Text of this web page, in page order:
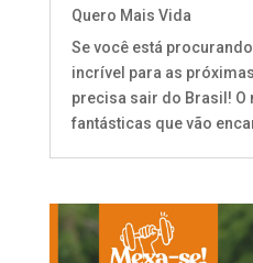
Quero Mais Vida
Se você está
incrível para as
precisa sair do Brasil! O
fantásticas que vão